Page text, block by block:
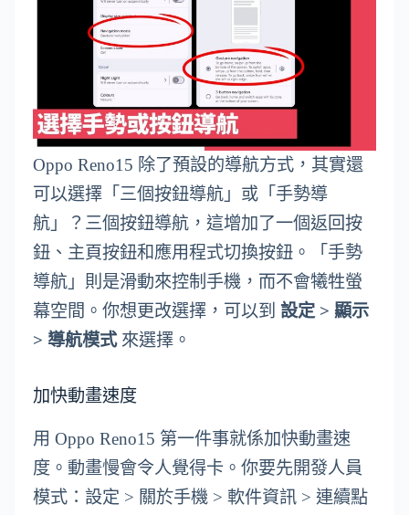
Oppo Reno15 除了預設的導航方式，其實還
可以選擇「三個按鈕導航」或「手勢導
航」？三個按鈕導航，這增加了一個返回按
鈕、主頁按鈕和應用程式切換按鈕。「手勢
導航」則是滑動來控制手機，而不會犧牲螢
幕空間。你想更改選擇，可以到 設定 > 顯示
> 導航模式來選擇。
加快動畫速度
用 Oppo Reno15 第一件事就係加快動畫速
度。動畫慢會令人覺得卡。你要先開發人員
模式：設定 > 關於手機 > 軟件資訊 > 連續點